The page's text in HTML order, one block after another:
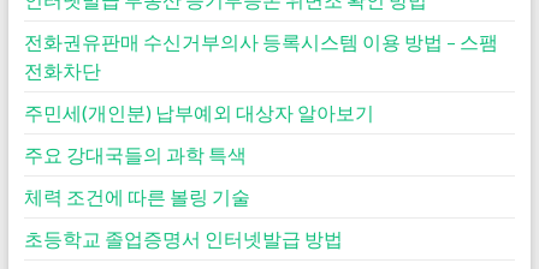
전화권유판매 수신거부의사 등록시스템 이용 방법 – 스팸
전화차단
주민세(개인분) 납부예외 대상자 알아보기
주요 강대국들의 과학 특색
체력 조건에 따른 볼링 기술
초등학교 졸업증명서 인터넷발급 방법